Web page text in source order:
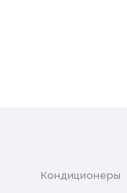
Кондиционеры